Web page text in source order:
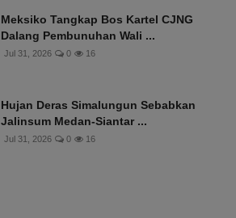
Meksiko Tangkap Bos Kartel CJNG
Dalang Pembunuhan Wali ...
Jul 31, 2026 0 16
Hujan Deras Simalungun Sebabkan
Jalinsum Medan-Siantar ...
Jul 31, 2026 0 16